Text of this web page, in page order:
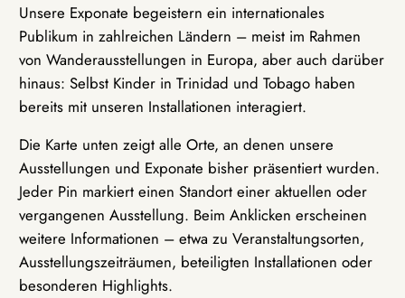
Unsere Exponate begeistern ein internationales
Publikum in zahlreichen Ländern – meist im Rahmen
von Wanderausstellungen in Europa, aber auch darüber
hinaus: Selbst Kinder in Trinidad und Tobago haben
bereits mit unseren Installationen interagiert.
Die Karte unten zeigt alle Orte, an denen unsere
Ausstellungen und Exponate bisher präsentiert wurden.
Jeder Pin markiert einen Standort einer aktuellen oder
vergangenen Ausstellung. Beim Anklicken erscheinen
weitere Informationen – etwa zu Veranstaltungsorten,
Ausstellungszeiträumen, beteiligten Installationen oder
besonderen Highlights.